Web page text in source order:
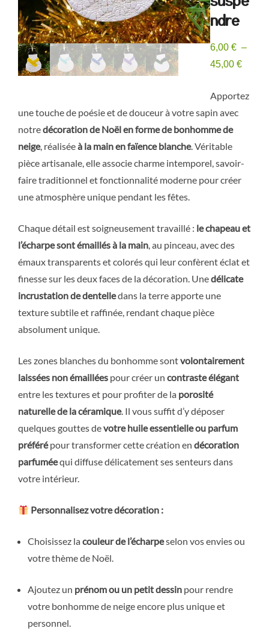
ndre
6,00 € –
45,00 €Plage
prix :
Apportez
une touche de poésie et de douceur à votre sapin avec
notredécoration de Noël en forme de bonhomme de
neige, réaliséeà la main en faïence blanche. Véritable
pièce artisanale, elle associe charme intemporel, savoir-
faire traditionnel et fonctionnalité moderne pour créer
une atmosphère unique pendant les fêtes.
Chaque détail est soigneusement travaillé : le chapeau et
l’écharpe sont émaillés à la main, au pinceau, avec des
émaux transparents et colorés qui leur confèrent éclat et
finesse sur les deux faces de la décoration. Unedélicate
incrustation de dentelledans la terre apporte une
texture subtile et raffinée, rendant chaque pièce
absolument unique.
Les zones blanches du bonhomme sontvolontairement
laissées non émaillées pour créer un contraste élégant
entre les textures et pour profiter de la porosité
naturelle de la céramique. Il vous suffit d’y déposer
quelques gouttes devotre huile essentielle ou parfum
préférépour transformer cette création en décoration
parfuméequi diffuse délicatement ses senteurs dans
votre intérieur.
Personnalisez votre décoration :
Choisissez lacouleur de l’écharpeselon vos envies ou
votre thème de Noël.
Ajoutez un prénom ou un petit dessin pour rendre
votre bonhomme de neige encore plus unique et
personnel.